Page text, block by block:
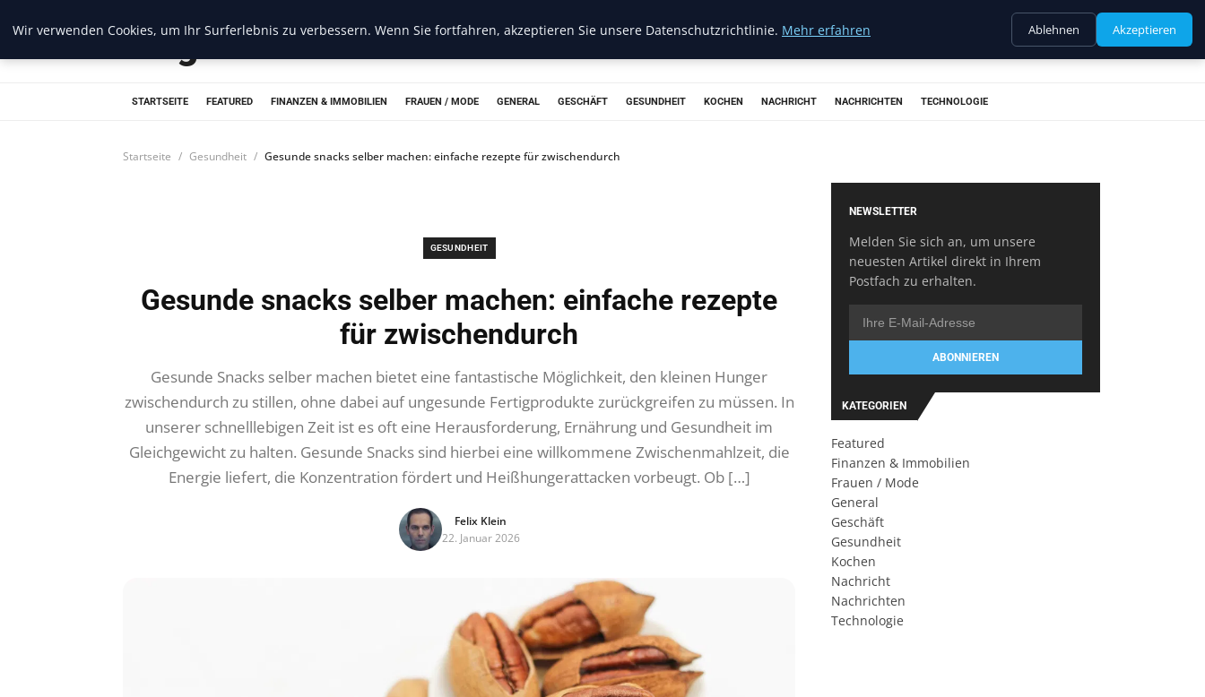
Blogread
STARTSEITE FEATURED FINANZEN & IMMOBILIEN FRAUEN / MODE GENERAL GESCHÄFT GESUNDHEIT KOCHEN NACHRICHT NACHRICHTEN TECHNOLOGIE
Startseite Gesundheit Gesunde snacks selber machen: einfache rezepte für zwischendurch
GESUNDHEIT
Gesunde snacks selber machen: einfache rezepte
für zwischendurch
Gesunde Snacks selber machen bietet eine fantastische Möglichkeit, den kleinen Hunger
zwischendurch zu stillen, ohne dabei auf ungesunde Fertigprodukte zurückgreifen zu müssen. In
unserer schnelllebigen Zeit ist es oft eine Herausforderung, Ernährung und Gesundheit im
Gleichgewicht zu halten. Gesunde Snacks sind hierbei eine willkommene Zwischenmahlzeit, die
Energie liefert, die Konzentration fördert und Heißhungerattacken vorbeugt. Ob […]
Felix Klein
22. Januar 2026
NEWSLETTER
Melden Sie sich an, um unsere
neuesten Artikel direkt in Ihrem
Postfach zu erhalten.
ABONNIEREN
KATEGORIEN
Featured
Finanzen & Immobilien
Frauen / Mode
General
Geschäft
Gesundheit
Kochen
Nachricht
Nachrichten
Technologie
Wir verwenden Cookies, um Ihr Surferlebnis zu verbessern. Wenn Sie fortfahren, akzeptieren Sie unsere Datenschutzrichtlinie. Mehr erfahren Ablehnen Akzeptieren